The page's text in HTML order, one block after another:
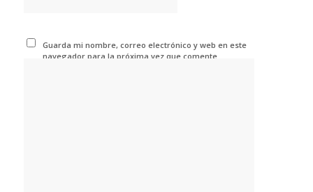
Guarda mi nombre, correo electrónico y web en este
navegador para la próxima vez que comente.